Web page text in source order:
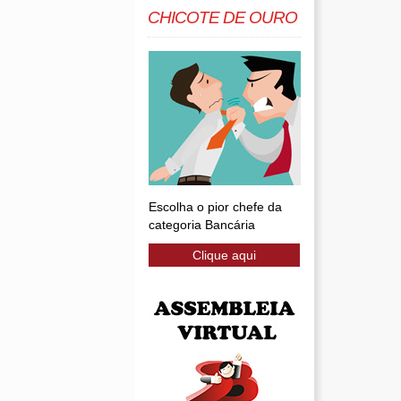
CHICOTE DE OURO
Escolha o pior chefe da
categoria Bancária
Clique aqui